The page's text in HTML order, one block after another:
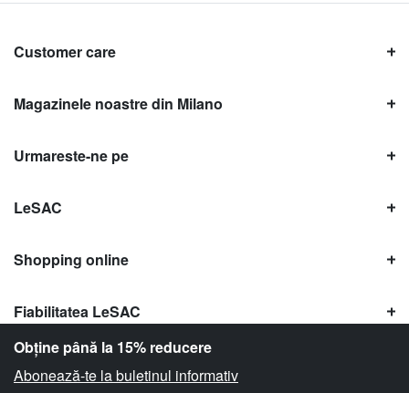
Obține până la 15% reducere
Abonează-te la buletinul informativ
Customer care
Magazinele noastre din Milano
Urmareste-ne pe
LeSAC
Shopping online
Fiabilitatea LeSAC
Copyright © Le SAC s.r.l. | PI 10954380159 |